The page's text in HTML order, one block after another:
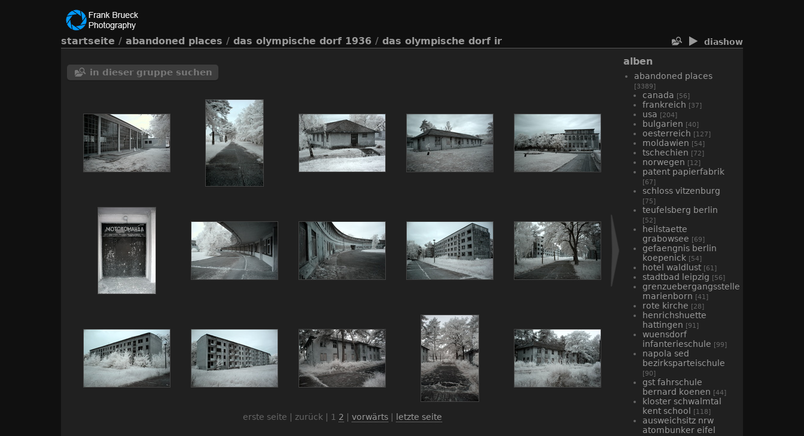
diashow
startseite / abandoned places / das olympische dorf 1936 / das olympische dorf ir
in dieser gruppe suchen
erste seite | zurück | 1 2 vorwärts| letzte seite
alben
abandoned places
[3389]
canada [56]
frankreich [37]
usa [204]
bulgarien [40]
oesterreich [127]
moldawien [54]
tschechien [72]
norwegen [12]
patent papierfabrik
[67]
schloss vitzenburg
[75]
teufelsberg berlin
[52]
heilstaette
grabowsee [69]
gefaengnis berlin
koepenick [54]
hotel waldlust [61]
stadtbad leipzig [56]
grenzuebergangsstelle
marienborn [41]
rote kirche [28]
henrichshuette
hattingen [91]
wuensdorf
infanterieschule [99]
napola sed
bezirksparteischule
[90]
gst fahrschule
bernard koenen [44]
kloster schwalmtal
kent school
[118]
ausweichsitz nrw
atombunker eifel